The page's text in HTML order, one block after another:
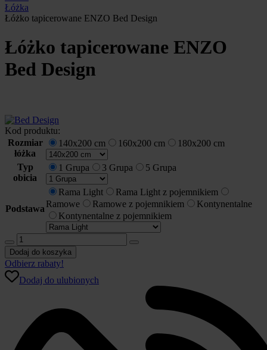
Łóżka
Łóżko tapicerowane ENZO Bed Design
Łóżko tapicerowane ENZO
Bed Design
Kod produktu:
Rozmiar
łóżka
140x200 cm 160x200 cm 180x200 cm
Typ
obicia
1 Grupa 3 Grupa 5 Grupa
Podstawa
Rama Light
Rama Light z pojemnikiem
Ramowe
Ramowe z pojemnikiem
Kontynentalne
Kontynentalne z pojemnikiem
ilość
Łóżko
tapicerowane
ENZO
Bed
Dodaj do koszyka
Odbierz rabaty!
Dodaj do ulubionych